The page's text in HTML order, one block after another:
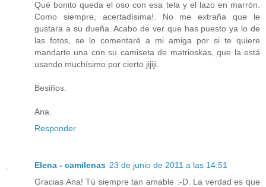
Qué bonito queda el oso con esa tela y el lazo en marrón.
Como siempre, acertadísima!. No me extraña que le
gustara a su dueña. Acabo de ver que has puesto ya lo de
las fotos, se lo comentaré a mi amiga por si te quiere
mandarte una con su camiseta de matrioskas, que la está
usando muchísimo por cierto jijiji.
Besiños.
Ana.
Responder
Elena - camilenas 23 de junio de 2011 a las 14:51
Gracias Ana! Tú siempre tan amable :-D. La verdad es que